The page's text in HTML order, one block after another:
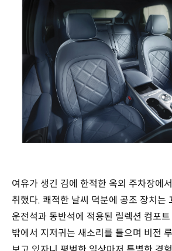
여유가 생긴 김에 한적한 옥외 주차장에
취했다. 쾌적한 날씨 덕분에 공조 장치는
운전석과 동반석에 적용된 릴렉션 컴포
밖에서 지저귀는 새소리를 들으며 비전